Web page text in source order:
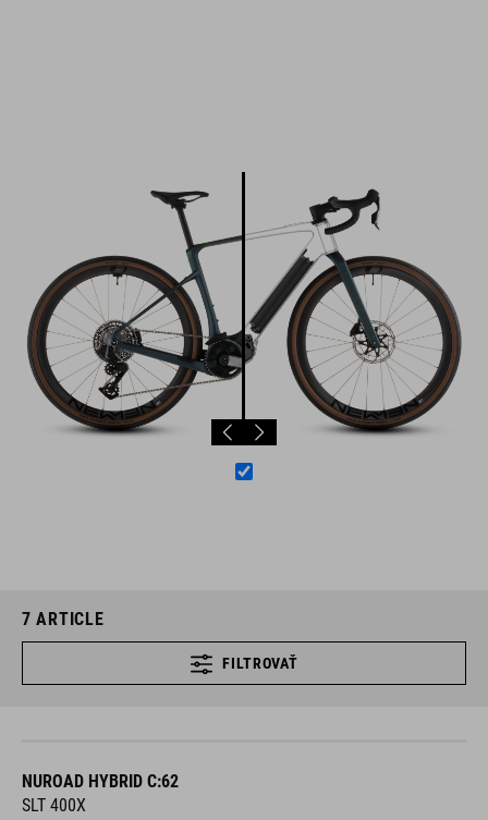
7 ARTICLE
FILTROVAŤ
NUROAD HYBRID C:62
SLT 400X